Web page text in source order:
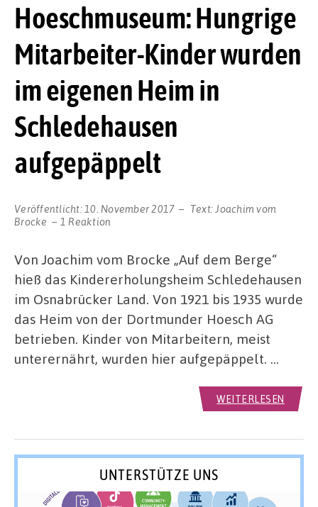
Hoeschmuseum: Hungrige
Mitarbeiter-Kinder wurden
im eigenen Heim in
Schledehausen
aufgepäppelt
Veröffentlicht: 10. November 2017 Text: Joachim vom
Brocke
1 Reaktion
Von Joachim vom Brocke „Auf dem Berge“
hieß das Kindererholungsheim Schledehausen
im Osnabrücker Land. Von 1921 bis 1935 wurde
das Heim von der Dortmunder Hoesch AG
betrieben. Kinder von Mitarbeitern, meist
unterernährt, wurden hier aufgepäppelt. …
WEITERLESEN
UNTERSTÜTZE UNS